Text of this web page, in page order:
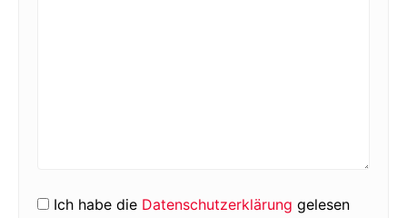
Ich habe die Datenschutzerklärung gelesen